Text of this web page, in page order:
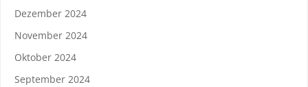
Dezember 2024
November 2024
Oktober 2024
September 2024